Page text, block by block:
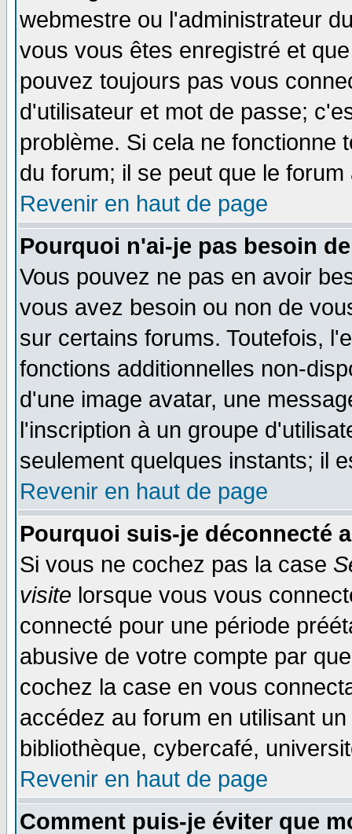
webmestre ou l'administrateur
vous vous êtes enregistré et
pouvez toujours pas vous
d'utilisateur et mot de passe;
problème. Si cela ne fonctionne
du forum; il se peut que le
Revenir en haut de page
Pourquoi n'ai-je pas besoin
Vous pouvez ne pas en avoir
vous avez besoin ou non de
sur certains forums. Toutefois,
fonctions additionnelles non-
d'une image avatar, une
l'inscription à un groupe
seulement quelques instants; il
Revenir en haut de page
Pourquoi suis-je déconnecté
Si vous ne cochez pas la case
visite lorsque vous vous
connecté pour une période
abusive de votre compte par
cochez la case en vous
accédez au forum en utilisant
bibliothèque, cybercafé,
Revenir en haut de page
Comment puis-je éviter que